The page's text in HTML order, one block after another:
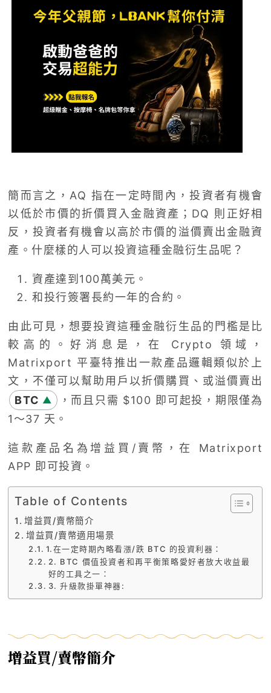
簡而言之，AQ 指在一定時間內，投資者有機會
以低於市價的折價買入金融資產； DQ 則正好相
反，投資者有機會以高於市價的溢價賣出金融資
產。什麼樣的人可以投資這種金融衍生品呢？
資產達到 100萬美元。
和投行簽署長約一年的合約。
由此可見，想要投資這種金融衍生品的門檻是比
較高的。好消息是，在 Crypto 領域，
Matrixport 平臺特推出一款產品邏輯類似於上
文，不僅可以幫助用戶以折價購買、或溢價賣出
BTC ▲ ，而且只需 $100 即可起投，期限僅為
1 ～37 天。
這款產品名為增益買 / 賣幣，在
Matrixport
APP 即可投資。
Table of Contents
增益買/賣幣簡介
增益買/賣幣適用場景
1.在一定時期內略看漲/跌 BTC 的投資利器：
2. BTC 價值投資者和再平衡策略愛好者放大收益最
好的工具之一：
3. 升級款掛單神器:
增益買/賣幣簡介